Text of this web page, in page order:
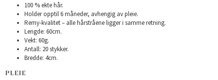
100 % ekte hår.
Holder opptil 6 måneder, avhengig av pleie.
Remy-kvalitet – alle hårstråene ligger i samme retning.
Lengde: 60cm.
Vekt: 60g.
Antall: 20 stykker.
Bredde: 4cm.
PLEIE